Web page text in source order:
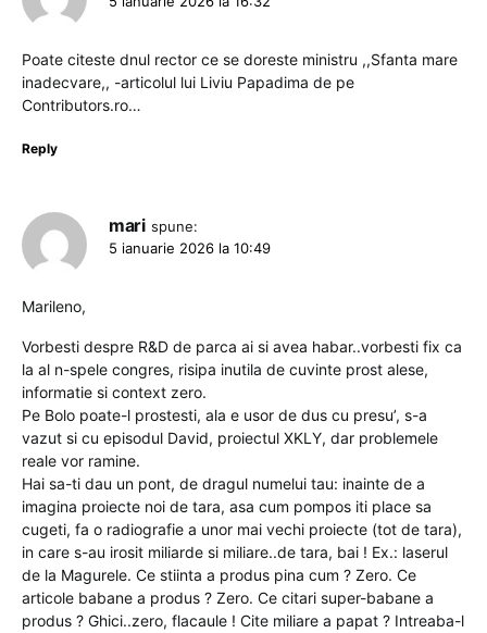
Poate citeste dnul rector ce se doreste ministru ,,Sfanta mare
inadecvare,, -articolul lui Liviu Papadima de pe
Contributors.ro…
Reply
mari spune:
5 ianuarie 2026 la 10:49
Marileno,
Vorbesti despre R&D de parca ai si avea habar..vorbesti fix ca
la al n-spele congres, risipa inutila de cuvinte prost alese,
informatie si context zero.
Pe Bolo poate-l prostesti, ala e usor de dus cu presu’, s-a
vazut si cu episodul David, proiectul XKLY, dar problemele
reale vor ramine.
Hai sa-ti dau un pont, de dragul numelui tau: inainte de a
imagina proiecte noi de tara, asa cum pompos iti place sa
cugeti, fa o radiografie a unor mai vechi proiecte (tot de tara),
in care s-au irosit miliarde si miliare..de tara, bai ! Ex.: laserul
de la Magurele. Ce stiinta a produs pina cum ? Zero. Ce
articole babane a produs ? Zero. Ce citari super-babane a
produs ? Ghici..zero, flacaule ! Cite miliare a papat ? Intreaba-l